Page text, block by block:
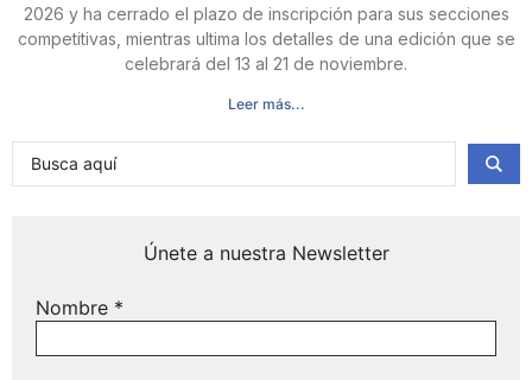
2026 y ha cerrado el plazo de inscripción para sus secciones
competitivas, mientras ultima los detalles de una edición que se
celebrará del 13 al 21 de noviembre.
Leer más...
Únete a nuestra Newsletter
Nombre *